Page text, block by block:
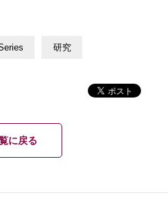
研究
に戻る